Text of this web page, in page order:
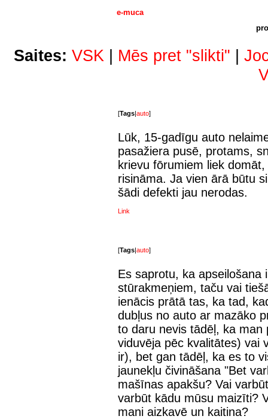
e-muca
Saites: VSK | Mēs pret "slikti" |
[Tags auto]
Lūk, 15-gadīgu auto
pasažiera pusē, protams,
krievu fōrumiem liek
risināma. Ja vien ārā būtu
šādi defekti jau nerodas.
Link
[Tags|auto]
Es saprotu, ka apseilošana
stūrakmeņiem, taču vai
ienācis prātā tas, ka tad,
dubļus no auto ar mazāko
to daru nevis tādēļ, ka man
viduvēja pēc kvalitātes) vai
ir), bet gan tādēļ, ka es to
jaunekļu čivināšana "Bet
mašīnas apakšu? Vai
varbūt kādu mūsu maizīti?
mani aizkavē un kaitina?